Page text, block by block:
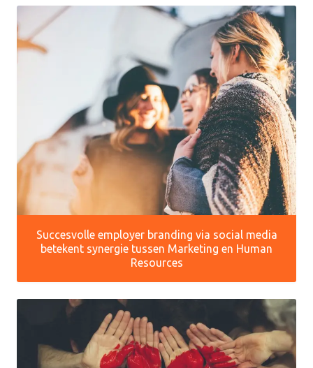
Succesvolle employer branding via social media
betekent synergie tussen Marketing en Human
Resources